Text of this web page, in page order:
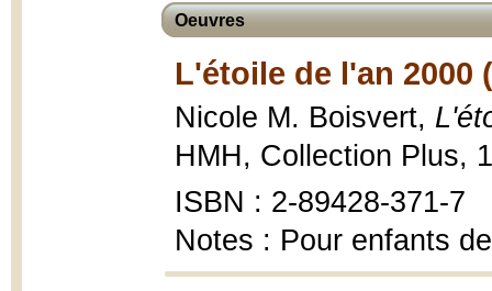
Oeuvres
L'étoile de l'an 2000
Nicole M. Boisvert,
HMH, Collection Plus,
ISBN : 2-89428-371-7
Notes : Pour enfants